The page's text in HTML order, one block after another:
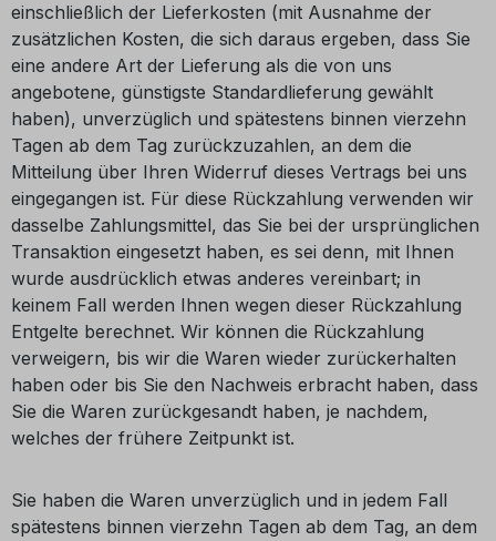
einschließlich der Lieferkosten (mit Ausnahme der
zusätzlichen Kosten, die sich daraus ergeben, dass Sie
eine andere Art der Lieferung als die von uns
angebotene, günstigste Standardlieferung gewählt
haben), unverzüglich und spätestens binnen vierzehn
Tagen ab dem Tag zurückzuzahlen, an dem die
Mitteilung über Ihren Widerruf dieses Vertrags bei uns
eingegangen ist. Für diese Rückzahlung verwenden wir
dasselbe Zahlungsmittel, das Sie bei der ursprünglichen
Transaktion eingesetzt haben, es sei denn, mit Ihnen
wurde ausdrücklich etwas anderes vereinbart; in
keinem Fall werden Ihnen wegen dieser Rückzahlung
Entgelte berechnet. Wir können die Rückzahlung
verweigern, bis wir die Waren wieder zurückerhalten
haben oder bis Sie den Nachweis erbracht haben, dass
Sie die Waren zurückgesandt haben, je nachdem,
welches der frühere Zeitpunkt ist.
Sie haben die Waren unverzüglich und in jedem Fall
spätestens binnen vierzehn Tagen ab dem Tag, an dem